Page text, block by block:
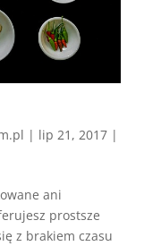
| lip 21, 2017|
ani
prostsze
z brakiem czasu